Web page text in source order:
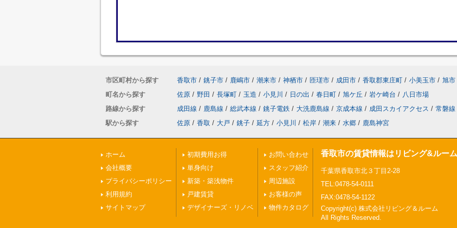
市区町村から探す 香取市 / 銚子市 / 鹿嶋市 / 潮来市 / 神栖市 / 匝瑳市 / 成田市 / 香取郡東庄町 / 小美玉市 / 旭市
町名から探す
佐原 / 野田 / 長塚町 / 玉造 / 小見川 / 日の出 / 春日町 / 旭ケ丘 / 岩ケ崎台 / 八日市場
路線から探す
成田線 / 鹿島線 / 総武本線 / 銚子電鉄 / 大洗鹿島線 / 京成本線 / 成田スカイアクセス / 常磐線
駅から探す
佐原 / 香取 / 大戸 / 銚子 / 延方 / 小見川 / 松岸 / 潮来 / 水郷 / 鹿島神宮
ホーム
会社概要
プライバシーポリシー
利用規約
サイトマップ
初期費用お得
単身向け
新築・築浅物件
戸建賃貸
デザイナーズ・リノベ
お問い合わせ
スタッフ紹介
周辺施設
お客様の声
物件カタログ
香取市の賃貸情報はリビング&ルー
千葉県香取市北３丁目2-28
TEL:0478-54-0111
FAX:0478-54-1122
Copyright(c) 株式会社リビング＆ルーム
All Rights Reserved.